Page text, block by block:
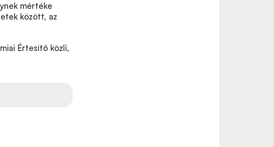
mértéke
között, az
Értesítő közli,